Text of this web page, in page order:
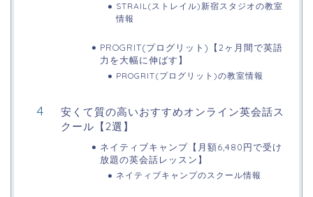
STRAIL(ストレイル)新宿スタジオの教室
情報
PROGRIT(プログリット)【2ヶ月間で英語
力を大幅に伸ばす】
PROGRIT(プログリット)の教室情報
安くて質の高いおすすめオンライン英会話ス
クール【2選】
ネイティブキャンプ【月額6,480円で受け
放題の英会話レッスン】
ネイティブキャンプのスクール情報